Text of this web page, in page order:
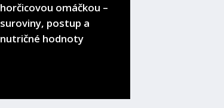
horčicovou omáčkou –
suroviny, postup a
nutričné hodnoty